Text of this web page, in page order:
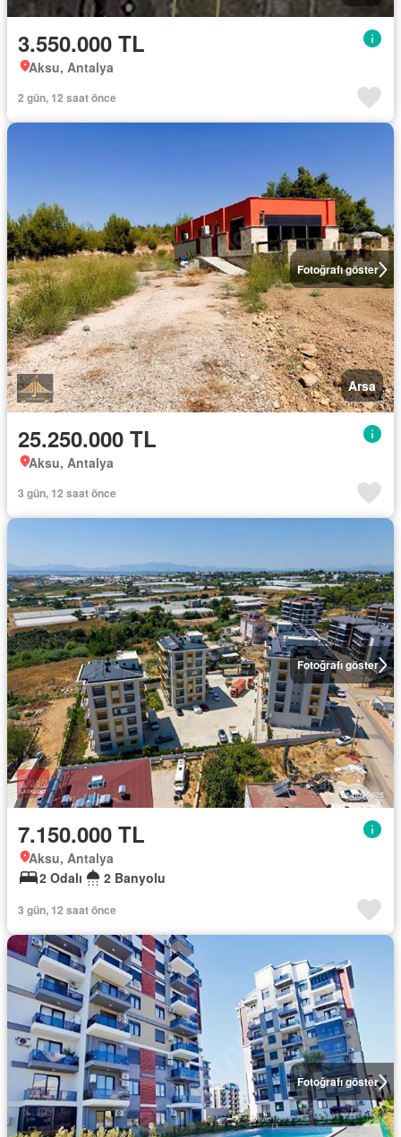
3.550.000 TL
Aksu, Antalya
2 gün, 12 saat önce
Fotoğrafı göster
Arsa
25.250.000 TL
Aksu, Antalya
3 gün, 12 saat önce
Fotoğrafı göster
7.150.000 TL
Aksu, Antalya
2 Odalı
2 Banyolu
3 gün, 12 saat önce
Fotoğrafı göster